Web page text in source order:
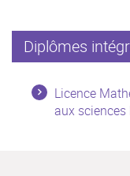
Diplômes
Licence
aux sciences